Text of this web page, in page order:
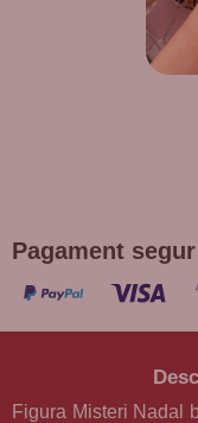
Pagament
Figura Misteri Nadal